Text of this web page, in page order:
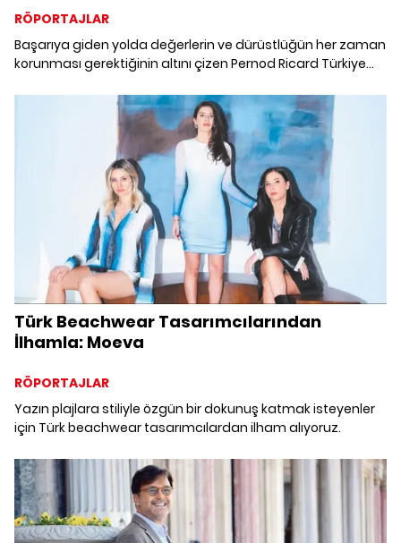
RÖPORTAJLAR
Başarıya giden yolda değerlerin ve dürüstlüğün her zaman
korunması gerektiğinin altını çizen Pernod Ricard Türkiye
Yezdani Kedik ile sürdürülebilirlik başta olmak üzere birçok
alanda gerçekleştirmeyi hedefledikleri projeleri masaya
Türk Beachwear Tasarımcılarından
İlhamla: Moeva
RÖPORTAJLAR
Yazın plajlara stiliyle özgün bir dokunuş katmak isteyenler
için Türk beachwear tasarımcılardan ilham alıyoruz.